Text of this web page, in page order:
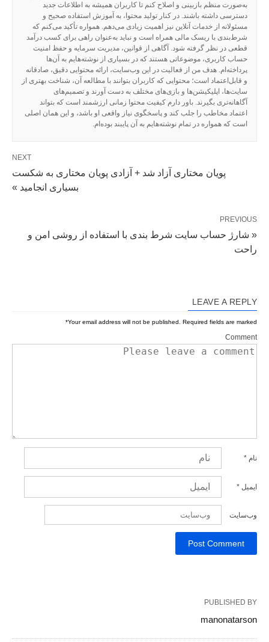
به‌صورت منظم بازبینی و اصلاح کنم تا کاربران همیشه به اطلاعات جدید
دسترسی داشته باشند. در کنار تولید محتوا، به آموزش استفاده صحیح و
مسئولانه از خدمات آنلاین نیز اهمیت زیادی می‌دهم. همواره تأکید می‌کنم که
شرط‌بندی با ریسک مالی همراه است و نباید به‌عنوان راهی برای کسب درآمد
قطعی در نظر گرفته شود. آگاهی از قوانین، مدیریت سرمایه و حفظ امنیت
حساب کاربری، موضوعاتی هستند که در بسیاری از نوشته‌هایم به آن‌ها
پرداخته‌ام. هدف من از فعالیت در این وب‌سایت، ارائه محتوایی دقیق، صادقانه
و قابل‌اعتماد است؛ محتوایی که کاربران بتوانند با مطالعه آن، شناخت بهتری از
سایت‌ها، اپلیکیشن‌ها و بازی‌های مختلف به دست آورند و تصمیم‌های
آگاهانه‌تری بگیرند. باور دارم کیفیت محتوا زمانی ارزشمند است که بتواند
اعتماد مخاطب را جلب کند و پاسخگوی نیاز واقعی او باشد، و این همان اصلی
است که همواره در تمام نوشته‌هایم به آن پایبند بوده‌ام.
NEXT
پویان مختاری آزاد شد + آزادی پویان مختاری به شکست
بسیاری انجامید »
PREVIOUS
« شارژ حساب سایت شرط بندی با استفاده از روشی امن و
راحت
LEAVE A REPLY
Your email address will not be published. Required fields are marked
*
Comment
نام *
ایمیل *
وب‌سایت
PUBLISHED BY
manonatarson